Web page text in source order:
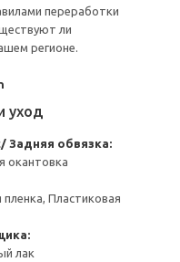
переработки
ли
регионе.
уход
Задняя обвязка:
окантовка
Пластиковая
лак